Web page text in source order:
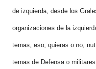
de izquierda, desde los
organizaciones de la
temas, eso, quieras o no,
temas de Defensa o